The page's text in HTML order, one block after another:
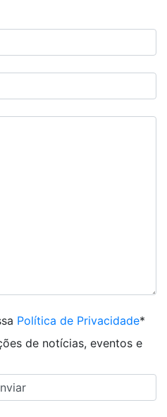
Política de Privacidade*
de notícias, eventos e